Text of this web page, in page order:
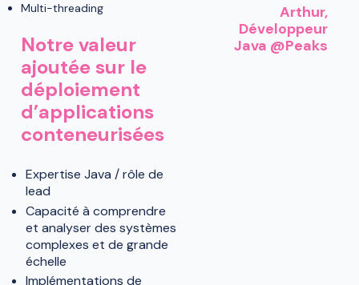
Multi-threading
Notre valeur
ajoutée sur le
déploiement
d’applications
conteneurisées
Expertise Java / rôle de
lead
Capacité à comprendre
et analyser des systèmes
complexes et de grande
échelle
Implémentations de
Arthur,
Développeur
Java @Peaks